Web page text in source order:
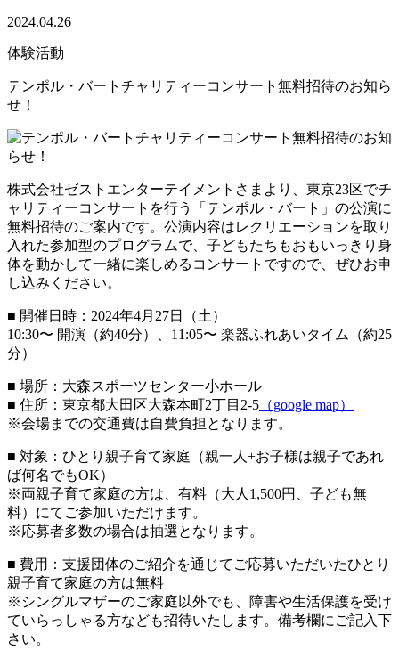
2024.04.26
体験活動
テンポル・バートチャリティーコンサート無料招待のお知ら
せ！
株式会社ゼストエンターテイメントさまより、東京23区でチ
ャリティーコンサートを行う「テンポル・バート」の公演に
無料招待のご案内です。公演内容はレクリエーションを取り
入れた参加型のプログラムで、子どもたちもおもいっきり身
体を動かして一緒に楽しめるコンサートですので、ぜひお申
し込みください。
■ 開催日時：2024年4月27日（土）
10:30〜 開演（約40分）、11:05〜 楽器ふれあいタイム（約25
分）
■ 場所：大森スポーツセンター小ホール
■ 住所：東京都大田区大森本町2丁目2-5 （google map）
※会場までの交通費は自費負担となります。
■ 対象：ひとり親子育て家庭（親一人+お子様は親子であれ
ば何名でもOK）
※両親子育て家庭の方は、有料（大人1,500円、子ども無
料）にてご参加いただけます。
※応募者多数の場合は抽選となります。
■ 費用：支援団体のご紹介を通じてご応募いただいたひとり
親子育て家庭の方は無料
※シングルマザーのご家庭以外でも、障害や生活保護を受け
ていらっしゃる方なども招待いたします。備考欄にご記入下
さい。